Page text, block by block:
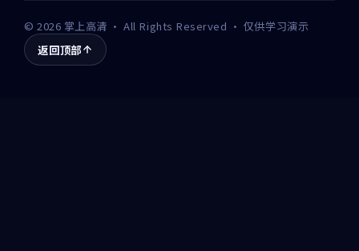
©2026 掌上高清 · All Rights Reserved · 仅供学习演示
返回顶部